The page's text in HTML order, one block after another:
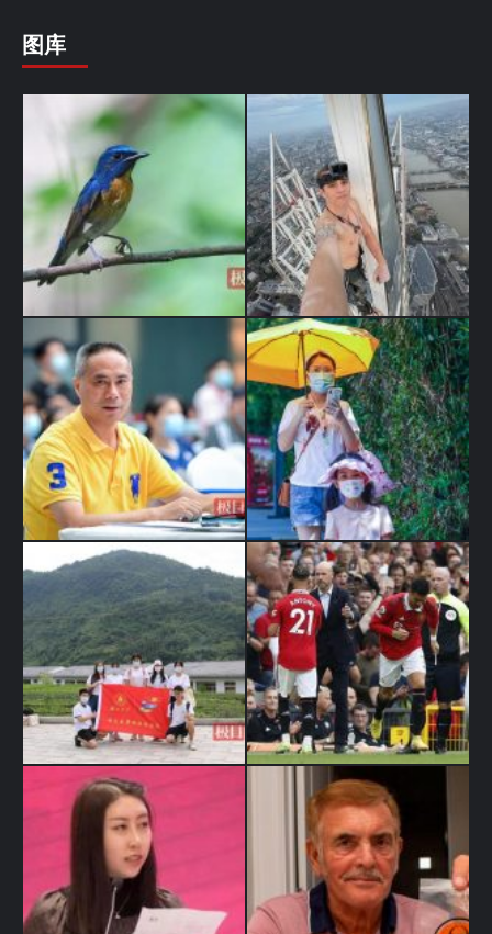
图库